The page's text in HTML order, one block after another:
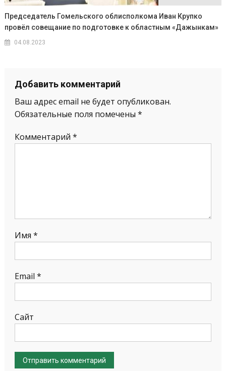
Председатель Гомельского облисполкома Иван Крупко
провёл совещание по подготовке к областным «Дажынкам»
04.08.2023
Добавить комментарий
Ваш адрес email не будет опубликован.
Обязательные поля помечены *
Комментарий *
Имя *
Email *
Сайт